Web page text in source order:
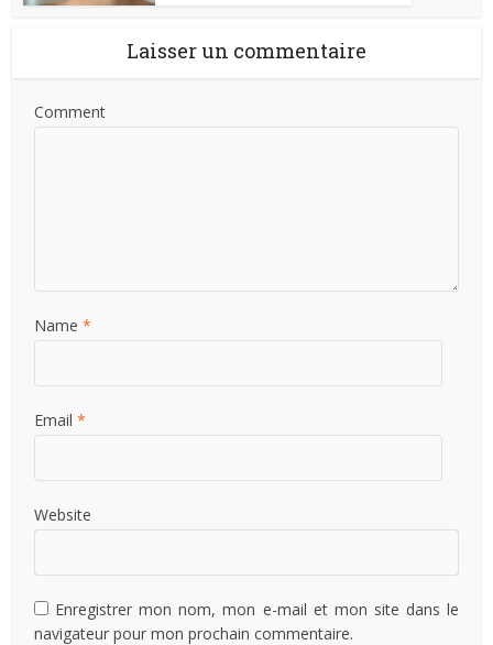
Laisser un commentaire
Comment
Name *
Email *
Website
Enregistrer mon nom, mon e-mail et mon site dans le
navigateur pour mon prochain commentaire.